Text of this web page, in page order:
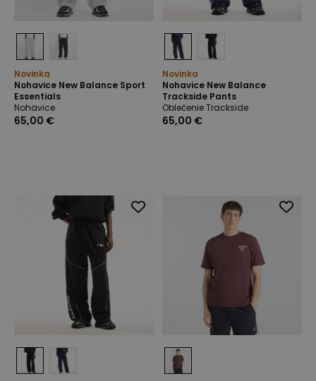
Novinka
Nohavice New Balance Sport
Essentials
Nohavice
65,00 €
Novinka
Nohavice New Balance
Trackside Pants
Oblečenie Trackside
65,00 €